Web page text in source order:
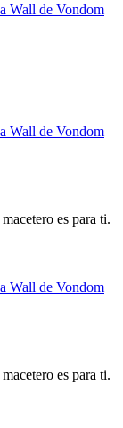
es para ti.
es para ti.